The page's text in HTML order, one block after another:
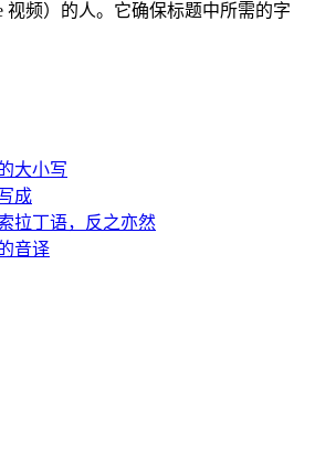
视频）的人。它确保标题中所需的字
大小写
成
拉丁语，反之亦然
音译